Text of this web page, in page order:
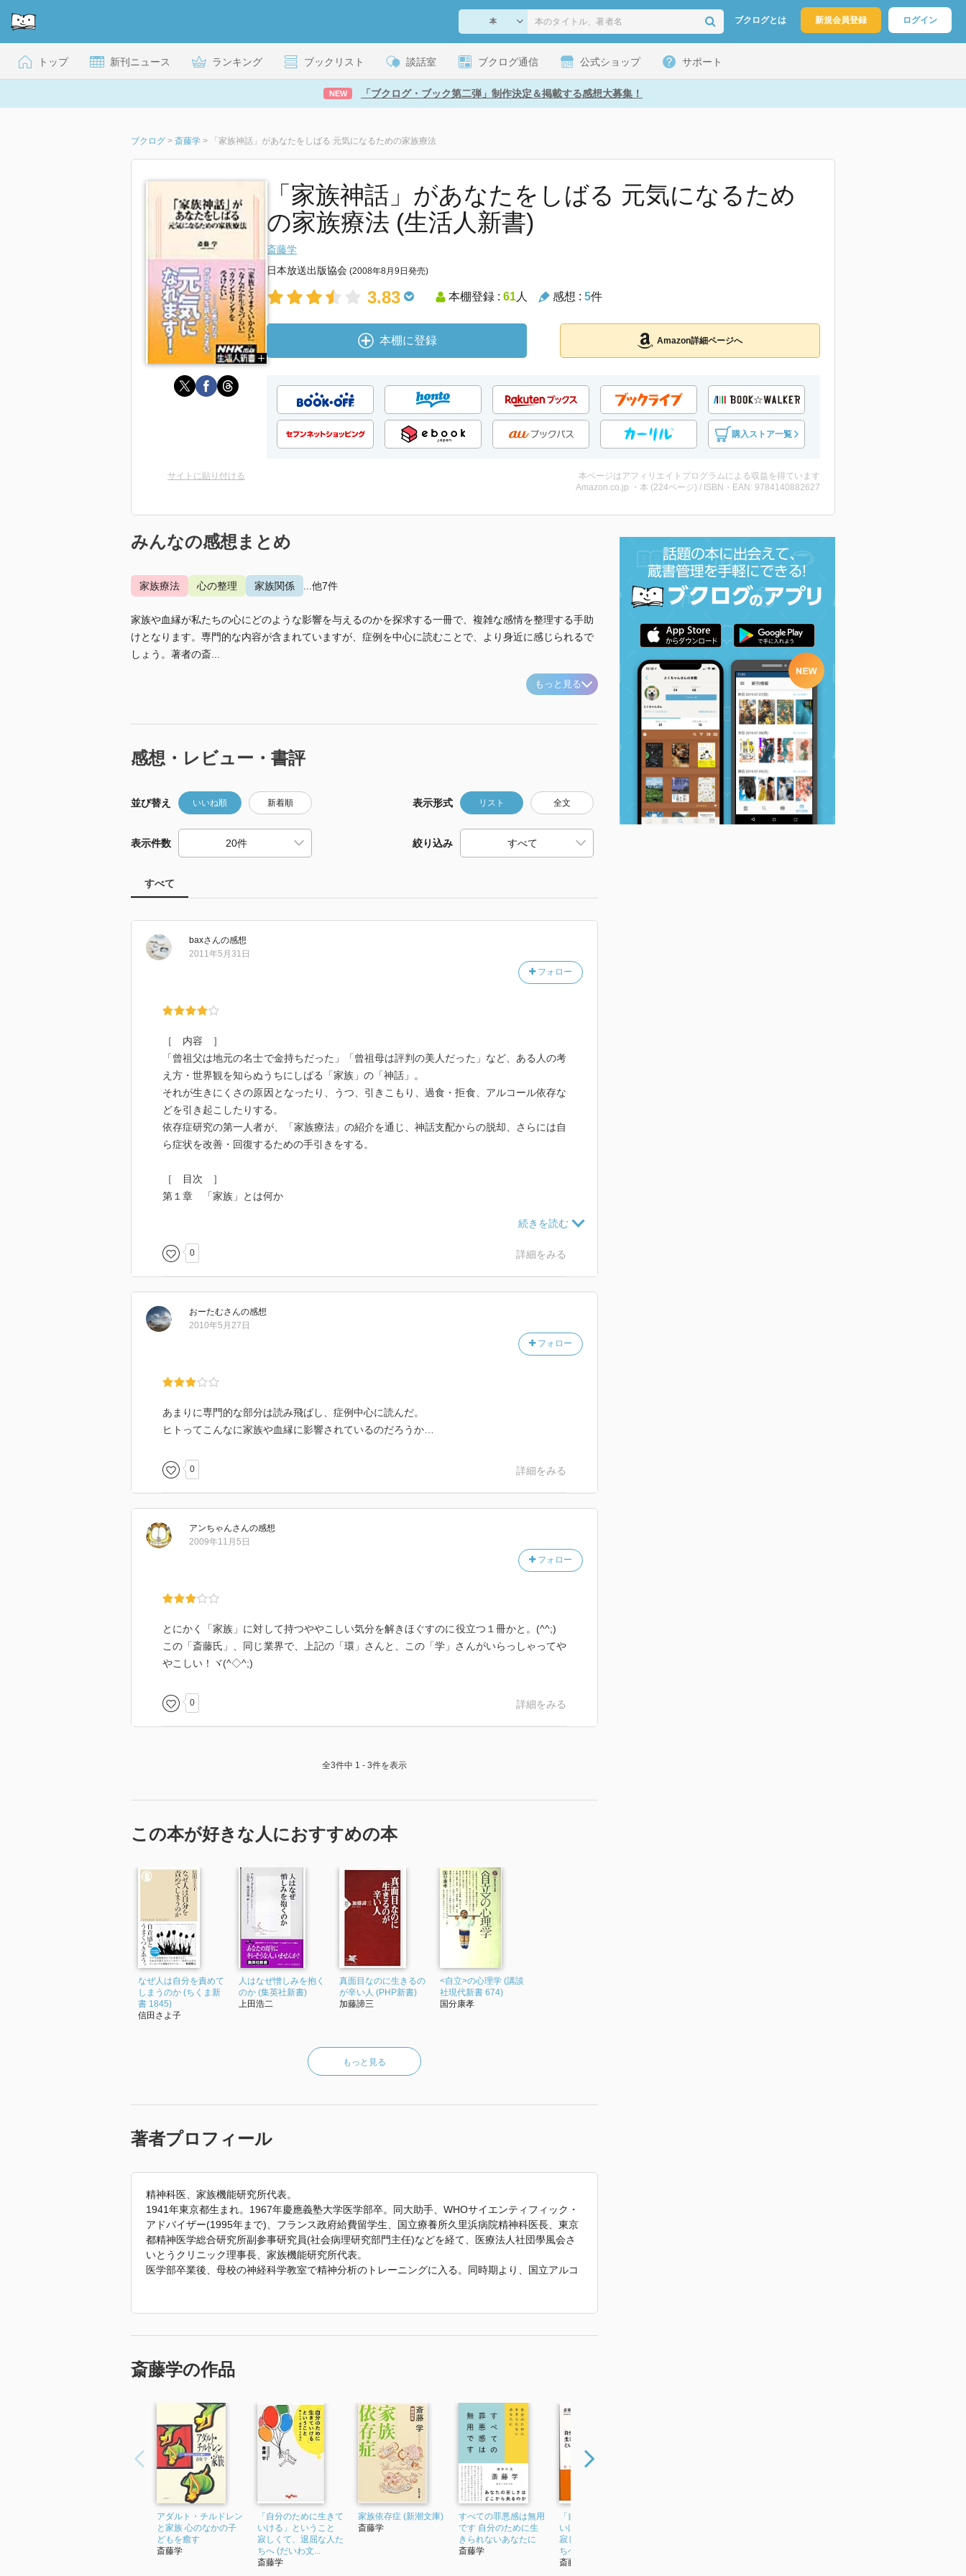
ブクログとは 新規会員登録 ログイン
トップ 新刊ニュース ランキング ブックリスト 談話室 ブクログ通信 公式ショップ サポート
NEW 「ブクログ・ブック第二弾」制作決定＆掲載する感想大募集！
ブクログ > 斎藤学 > 「家族神話」があなたをしばる 元気になるための家族療法
「家族神話」があなたをしばる 元気になるため
の家族療法 (生活人新書)
斎藤学
日本放送出版協会 (2008年8月9日発売)
3.83 本棚登録 : 61人 感想 : 5件
本棚に登録 Amazon詳細ページへ
購入ストア一覧
サイトに貼り付ける
本ページはアフィリエイトプログラムによる収益を得ています
Amazon.co.jp ・本 (224ページ) / ISBN・EAN: 9784140882627
みんなの感想まとめ
家族療法 心の整理 家族関係 ...他7件
家族や血縁が私たちの心にどのような影響を与えるのかを探求する一冊で、複雑な感情を整理する手助
けとなります。専門的な内容が含まれていますが、症例を中心に読むことで、より身近に感じられるで
しょう。著者の斎...
もっと見る
感想・レビュー・書評
並び替え いいね順 新着順 表示形式 リスト 全文
表示件数 絞り込み
すべて
baxさんの感想
フォロー
2011年5月31日
［ 内容 ］
「曾祖父は地元の名士で金持ちだった」「曾祖母は評判の美人だった」など、ある人の考
え方・世界観を知らぬうちにしばる「家族」の「神話」。
それが生きにくさの原因となったり、うつ、引きこもり、過食・拒食、アルコール依存な
どを引き起こしたりする。
依存症研究の第一人者が、「家族療法」の紹介を通じ、神話支配からの脱却、さらには自
ら症状を改善・回復するための手引きをする。
［ 目次 ］
第１章 「家族」とは何か
第４章 「家族神話」にしばられる
第５章 子は親の人生を引きずる
第８章 エンパワメントの１３ステップ
☆☆☆☆☆☆☆ おすすめ度
☆☆☆☆☆☆☆ ストーリー
☆☆☆☆☆☆☆ 冒険性
☆☆☆☆☆☆☆ 読後の個人的な満足度
共感度（空振り三振・一部・参った！）
［ 関連図書 ］
［ 参考となる書評 ］
0 詳細をみる
おーたむさんの感想
フォロー
2010年5月27日
あまりに専門的な部分は読み飛ばし、症例中心に読んだ。
ヒトってこんなに家族や血縁に影響されているのだろうか…
0 詳細をみる
アンちゃんさんの感想
フォロー
2009年11月5日
とにかく「家族」に対して持つややこしい気分を解きほぐすのに役立つ１冊かと。(^^;)
この「斎藤氏」、同じ業界で、上記の「環」さんと、この「学」さんがいらっしゃってや
やこしい！ヾ(^◇^;)
0 詳細をみる
全3件中 1 - 3件を表示
この本が好きな人におすすめの本
なぜ人は自分を責めて
しまうのか (ちくま新
書 1845)
信田さよ子
人はなぜ憎しみを抱く
のか (集英社新書)
上田浩二
真面目なのに生きるの
が辛い人 (PHP新書)
加藤諦三
<自立>の心理学 (講談
社現代新書 674)
国分康孝
もっと見る
著者プロフィール
精神科医、家族機能研究所代表。
1941年東京都生まれ。1967年慶應義塾大学医学部卒。同大助手、WHOサイエンティフィック・
アドバイザー(1995年まで)、フランス政府給費留学生、国立療養所久里浜病院精神科医長、東京
都精神医学総合研究所副参事研究員(社会病理研究部門主任)などを経て、医療法人社団學風会さ
いとうクリニック理事長、家族機能研究所代表。
医学部卒業後、母校の神経科学教室で精神分析のトレーニングに入る。同時期より、国立アルコ
供できない機能不全家族で育った「アダルト・チルドレン」という概念を日本に広めた。著書に
「2022年 『毒親って言うな！』 で使われていた紹介文から引用しています。」
斎藤学の作品
アダルト・チルドレン
と家族 心のなかの子
どもを癒す
斎藤学
「自分のために生きて
いける」ということ
寂しくて、退屈な人た
ちへ (だいわ文...
斎藤学
家族依存症 (新潮文庫)
斎藤学
すべての罪悪感は無用
です 自分のために生
きられないあなたに
斎藤学
「自分のために生きて
いける」ということ
寂しくて、退屈な人た
ちへ
斎藤学